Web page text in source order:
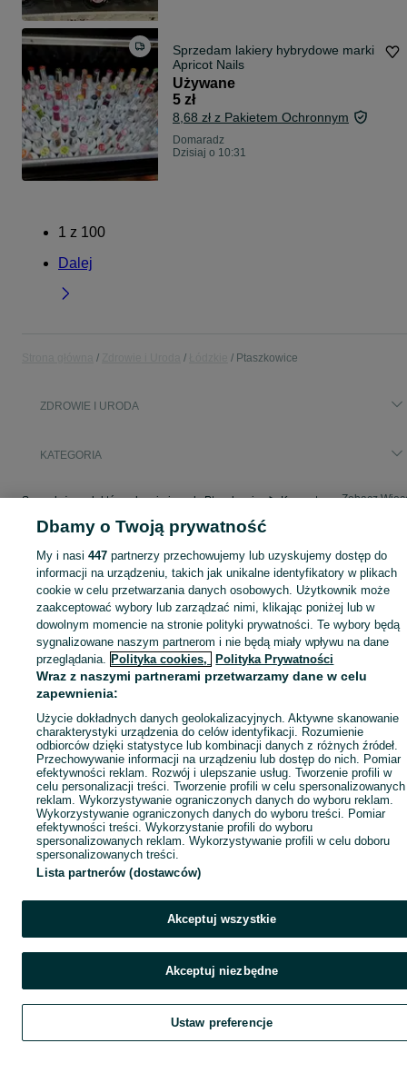
Sprzedam lakiery hybrydowe marki
Apricot Nails
Używane
5 zł
8,68 zł z Pakietem Ochronnym
Domaradz
Dzisiaj o 10:31
1 z 100
Dalej
Ptaszkowice
ZDROWIE I URODA
KATEGORIA
Sprzedaż produktów zdrowia i urody Ptaszkowice ▶️ Kosmetyki, perfumy, sprzęt medyczny ✅ Nowe i używane w najlepszych cenach ☝ Znajdź ogłoszenia na OLX.pl! Zobacz
Mapa kategorii
Mapa miejscowości
Mapa ministron
Popularne wyszukiwania
Szukaj Obserwujesz Dodaj Czat
Dbamy o Twoją prywatność
My i nasi447 partnerzy przechowujemy lub uzyskujemy dostęp do
informacji na urządzeniu, takich jak unikalne identyfikatory w plikach
cookie w celu przetwarzania danych osobowych. Użytkownik może
zaakceptować wybory lub zarządzać nimi, klikając poniżej lub w
dowolnym momencie na stronie polityki prywatności. Te wybory będą
sygnalizowane naszym partnerom i nie będą miały wpływu na dane
przeglądania. Polityka cookies, Polityka Prywatności
Wraz z naszymi partnerami przetwarzamy dane w celu
zapewnienia:
Użycie dokładnych danych geolokalizacyjnych. Aktywne skanowanie
charakterystyki urządzenia do celów identyfikacji. Rozumienie
odbiorców dzięki statystyce lub kombinacji danych z różnych źródeł.
Przechowywanie informacji na urządzeniu lub dostęp do nich. Pomiar
efektywności reklam. Rozwój i ulepszanie usług. Tworzenie profili w
celu personalizacji treści. Tworzenie profili w celu spersonalizowanych
reklam. Wykorzystywanie ograniczonych danych do wyboru reklam.
Wykorzystywanie ograniczonych danych do wyboru treści. Pomiar
efektywności treści. Wykorzystanie profili do wyboru
spersonalizowanych reklam. Wykorzystywanie profili w celu doboru
spersonalizowanych treści.
Lista partnerów (dostawców)
Akceptuj wszystkie
Akceptuj niezbędne
Ustaw preferencje